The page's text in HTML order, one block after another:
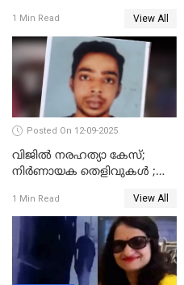
1 Min Read View All
Posted On 12-09-2025
വിജിൽ നരഹത്യാ കേസ്;
നിർണായക തെളിവുകൾ ;
താടിയെല്ലും ലഭിച്ചു
1 Min Read View All